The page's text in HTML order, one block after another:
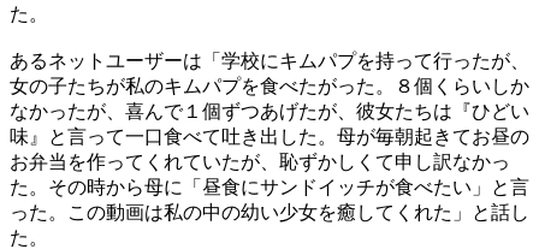
た。
あるネットユーザーは「学校にキムパプを持って行ったが、
女の子たちが私のキムパプを食べたがった。８個くらいしか
なかったが、喜んで１個ずつあげたが、彼女たちは『ひどい
味』と言って一口食べて吐き出した。母が毎朝起きてお昼の
お弁当を作ってくれていたが、恥ずかしくて申し訳なかっ
た。その時から母に「昼食にサンドイッチが食べたい」と言
った。この動画は私の中の幼い少女を癒してくれた」と話し
た。